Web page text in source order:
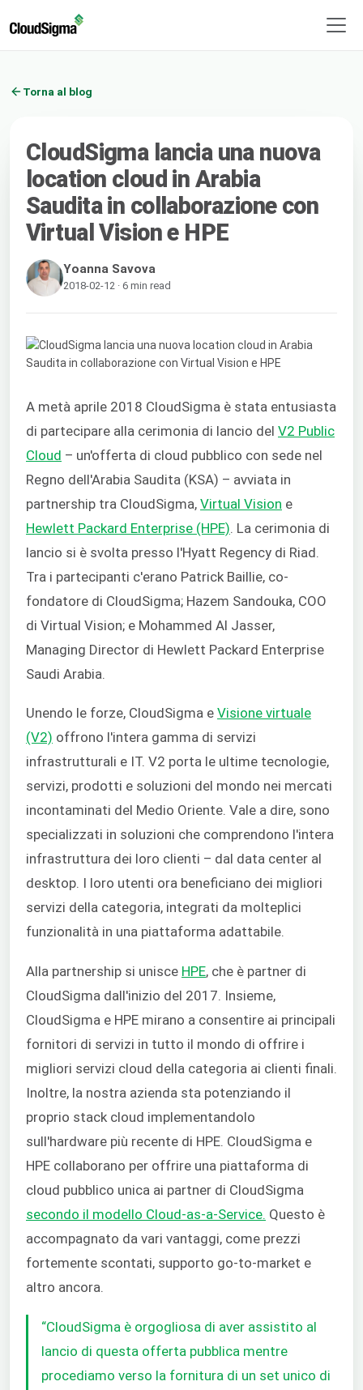
Torna al blog
CloudSigma lancia una nuova
location cloud in Arabia
Saudita in collaborazione con
Virtual Vision e HPE
Yoanna Savova
2018-02-12 · 6 min read
A metà aprile 2018 CloudSigma è stata entusiasta
di partecipare alla cerimonia di lancio del V2 Public
Cloud – un'offerta di cloud pubblico con sede nel
Regno dell'Arabia Saudita (KSA) – avviata in
partnership tra CloudSigma, Virtual Vision e
Hewlett Packard Enterprise (HPE) . La cerimonia di
lancio si è svolta presso l'Hyatt Regency di Riad.
Tra i partecipanti c'erano Patrick Baillie, co-
fondatore di CloudSigma; Hazem Sandouka, COO
di Virtual Vision; e Mohammed Al Jasser,
Managing Director di Hewlett Packard Enterprise
Saudi Arabia.
Unendo le forze, CloudSigma e Visione virtuale
(V2) offrono l'intera gamma di servizi
infrastrutturali e IT. V2 porta le ultime tecnologie,
servizi, prodotti e soluzioni del mondo nei mercati
incontaminati del Medio Oriente. Vale a dire, sono
specializzati in soluzioni che comprendono l'intera
infrastruttura dei loro clienti – dal data center al
desktop. I loro utenti ora beneficiano dei migliori
servizi della categoria, integrati da molteplici
funzionalità in una piattaforma adattabile.
Alla partnership si unisce HPE, che è partner di
CloudSigma dall'inizio del 2017. Insieme,
CloudSigma e HPE mirano a consentire ai principali
fornitori di servizi in tutto il mondo di offrire i
migliori servizi cloud della categoria ai clienti finali.
Inoltre, la nostra azienda sta potenziando il
proprio stack cloud implementandolo
sull'hardware più recente di HPE. CloudSigma e
HPE collaborano per offrire una piattaforma di
cloud pubblico unica ai partner di CloudSigma
secondo il modello Cloud-as-a-Service. Questo è
accompagnato da vari vantaggi, come prezzi
fortemente scontati, supporto go-to-market e
altro ancora.
“CloudSigma è orgogliosa di aver assistito al
lancio di questa offerta pubblica mentre
procediamo verso la fornitura di un set unico di